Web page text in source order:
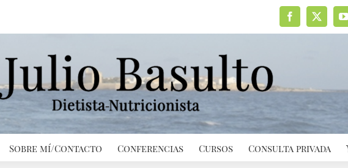
Facebook
X
Sobre mí/Contacto Conferencias Cursos Consulta privada